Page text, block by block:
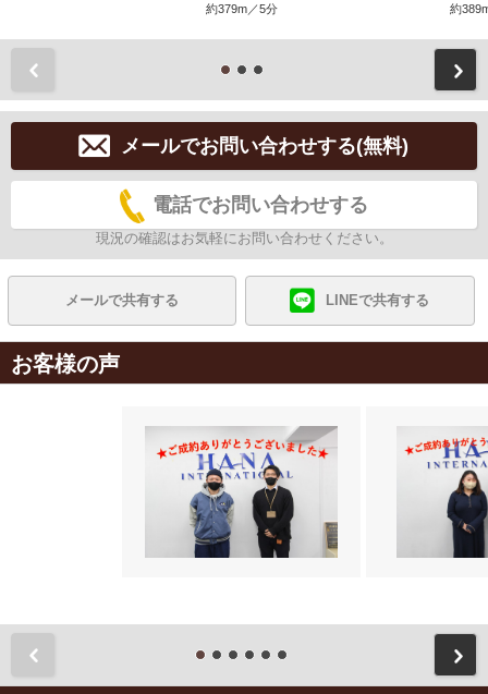
約379m／5分 約
メールでお問い合わせする(無料)
電話でお問い合わせする
現況の確認はお気軽にお問い合わせください。
メールで共有する LINEで共有する
お客様の声